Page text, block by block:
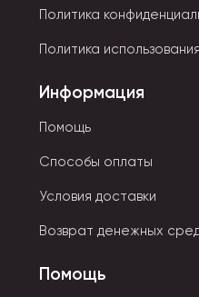
Политика
Политика
Информация
Помощь
Способы оплаты
Условия доставки
Возврат денежных
Помощь